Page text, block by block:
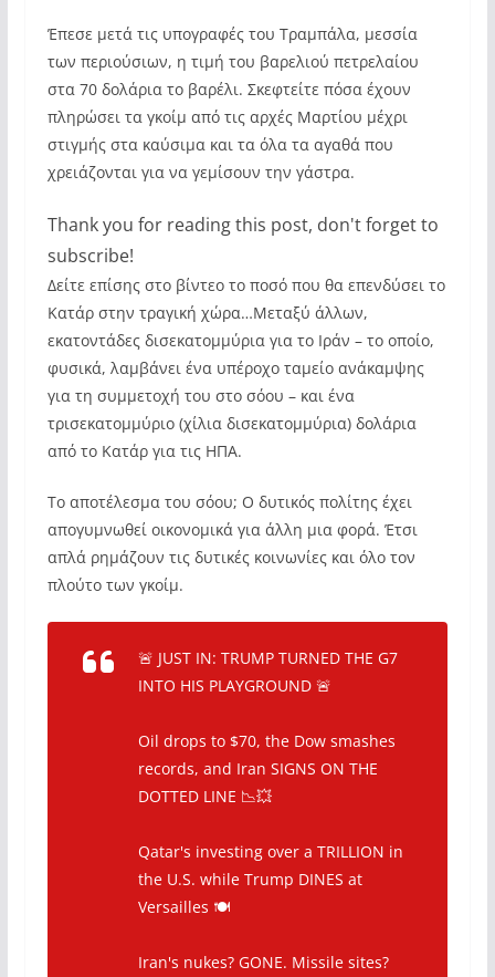
Έπεσε μετά τις υπογραφές του Τραμπάλα, μεσσία
των περιούσιων, η τιμή του βαρελιού πετρελαίου
στα 70 δολάρια το βαρέλι. Σκεφτείτε πόσα έχουν
πληρώσει τα γκοίμ από τις αρχές Μαρτίου μέχρι
στιγμής στα καύσιμα και τα όλα τα αγαθά που
χρειάζονται για να γεμίσουν την γάστρα.
Thank you for reading this post, don't forget to
subscribe!
Δείτε επίσης στο βίντεο το ποσό που θα επενδύσει το
Κατάρ στην τραγική χώρα…Μεταξύ άλλων,
εκατοντάδες δισεκατομμύρια για το Ιράν – το οποίο,
φυσικά, λαμβάνει ένα υπέροχο ταμείο ανάκαμψης
για τη συμμετοχή του στο σόου – και ένα
τρισεκατομμύριο (χίλια δισεκατομμύρια) δολάρια
από το Κατάρ για τις ΗΠΑ.
Το αποτέλεσμα του σόου; Ο δυτικός πολίτης έχει
απογυμνωθεί οικονομικά για άλλη μια φορά. Έτσι
απλά ρημάζουν τις δυτικές κοινωνίες και όλο τον
πλούτο των γκοίμ.
🚨 JUST IN: TRUMP TURNED THE G7
INTO HIS PLAYGROUND 🚨
Oil drops to $70, the Dow smashes
records, and Iran SIGNS ON THE
DOTTED LINE 📉💥
Qatar's investing over a TRILLION in
the U.S. while Trump DINES at
Versailles 🍽️
Iran's nukes? GONE. Missile sites?